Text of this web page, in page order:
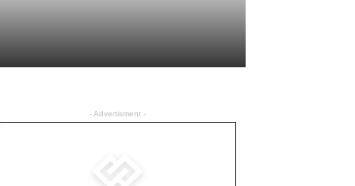
- Advertisment -